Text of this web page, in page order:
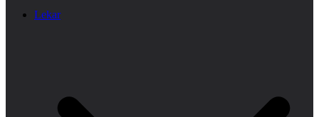
Lekar